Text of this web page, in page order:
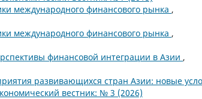
международного финансового рынка ,
международного финансового рынка ,
финансовой интеграции в Азии ,
развивающихся стран Азии: новые
вестник: № 3 (2026)